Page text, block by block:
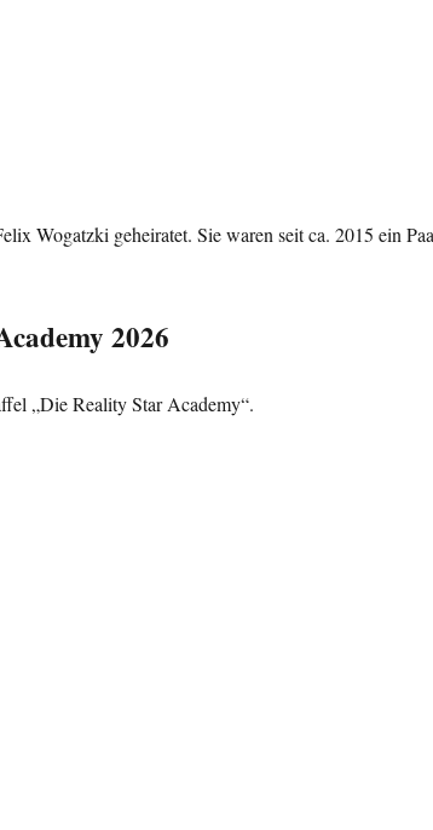
Wogatzki geheiratet. Sie waren seit ca. 2015 ein
2026
„Die Reality Star Academy“.